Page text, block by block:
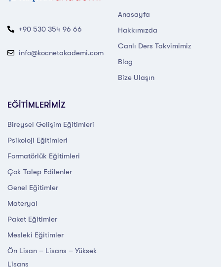
+90 530 354 96 66
info@kocnetakademi.com
Anasayfa
Hakkımızda
Canlı Ders Takvimimiz
Blog
Bize Ulaşın
EĞİTİMLERİMİZ
Bireysel Gelişim Eğitimleri
Psikoloji Eğitimleri
Formatörlük Eğitimleri
Çok Talep Edilenler
Genel Eğitimler
Materyal
Paket Eğitimler
Mesleki Eğitimler
Ön Lisan – Lisans – Yüksek
Lisans